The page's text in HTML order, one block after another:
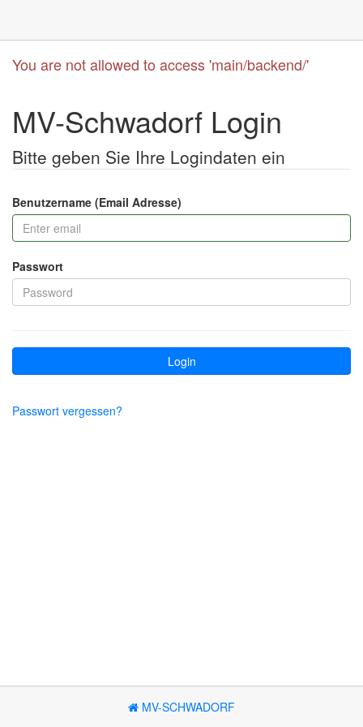
MV-SCHWADORF
You are not allowed to access 'main/backend/'
MV-Schwadorf Login
Bitte geben Sie Ihre Logindaten ein
Benutzername (Email Adresse)
Passwort
Login
Passwort vergessen?